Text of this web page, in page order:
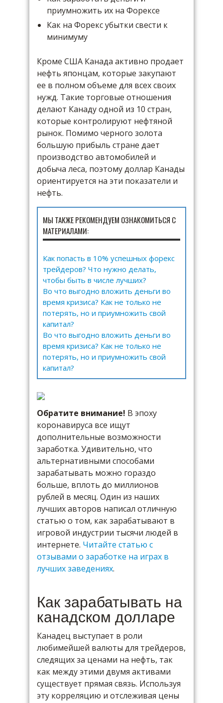
приумножить их на Форексе
Как на Форекс убытки свести к
минимуму
Кроме США Канада активно продает
нефть японцам, которые закупают
ее в полном объеме для всех своих
нужд. Такие торговые отношения
делают Канаду одной из 10 стран,
которые контролируют нефтяной
рынок. Помимо черного золота
большую прибыль стране дает
производство автомобилей и
добыча леса, поэтому доллар Канады
ориентируется на эти показатели и
нефть.
МЫ ТАКЖЕ РЕКОМЕНДУЕМ ОЗНАКОМИТЬСЯ С
МАТЕРИАЛАМИ:
Как попасть в 10% успешных форекс
трейдеров? Что нужно делать,
чтобы быть в числе лучших?
Во что выгодно вложить деньги во
время кризиса? Как не только не
потерять, но и приумножить свой
капитал?
Во что выгодно вложить деньги во
время кризиса? Как не только не
потерять, но и приумножить свой
капитал?
Обратите внимание! В эпоху
коронавируса все ищут
дополнительные возможности
заработка. Удивительно, что
альтернативными способами
зарабатывать можно гораздо
больше, вплоть до миллионов
рублей в месяц. Один из наших
лучших авторов написал отличную
статью о том, как зарабатывают в
игровой индустрии тысячи людей в
интернете. Читайте статью с
отзывами о заработке на играх в
лучших заведениях.
Как зарабатывать на
канадском долларе
Канадец выступает в роли
любимейшей валюты для трейдеров,
следящих за ценами на нефть, так
как между этими двумя активами
существует прямая связь. Используя
эту корреляцию и отслеживая цены